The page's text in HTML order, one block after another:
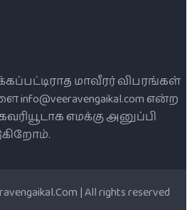
மாவீரர் விபரங்கள்
என்ற
எமக்கு அனுப்பி
| All rights reserved